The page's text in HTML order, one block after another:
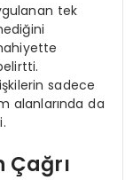
tek
sadece
alanlarında da
Çağrı